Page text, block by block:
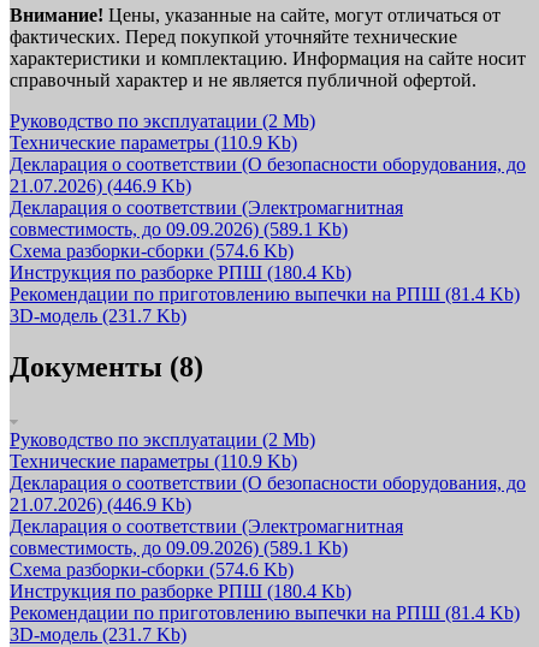
Внимание! Цены, указанные на сайте, могут отличаться от
фактических. Перед покупкой уточняйте технические
характеристики и комплектацию. Информация на сайте носит
справочный характер и не является публичной офертой.
Руководство по эксплуатации (2 Mb)
Технические параметры (110.9 Kb)
Декларация о соответствии (О безопасности оборудования, до
21.07.2026) (446.9 Kb)
Декларация о соответствии (Электромагнитная
совместимость, до 09.09.2026) (589.1 Kb)
Схема разборки-сборки (574.6 Kb)
Инструкция по разборке РПШ (180.4 Kb)
Рекомендации по приготовлению выпечки на РПШ (81.4 Kb)
3D-модель (231.7 Kb)
Документы (8)
Руководство по эксплуатации (2 Mb)
Технические параметры (110.9 Kb)
Декларация о соответствии (О безопасности оборудования, до
21.07.2026) (446.9 Kb)
Декларация о соответствии (Электромагнитная
совместимость, до 09.09.2026) (589.1 Kb)
Схема разборки-сборки (574.6 Kb)
Инструкция по разборке РПШ (180.4 Kb)
Рекомендации по приготовлению выпечки на РПШ (81.4 Kb)
3D-модель (231.7 Kb)